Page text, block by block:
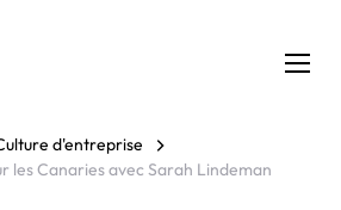
d'entreprise
les Canaries avec Sarah Lindeman